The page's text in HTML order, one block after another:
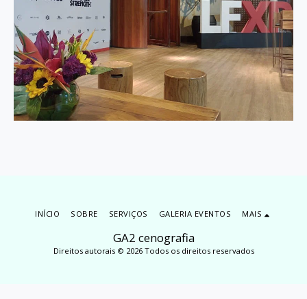
GA2 cenografia
Direitos autorais © 2026 Todos os direitos reservados
INÍCIO SOBRE SERVIÇOS GALERIA EVENTOS MAIS